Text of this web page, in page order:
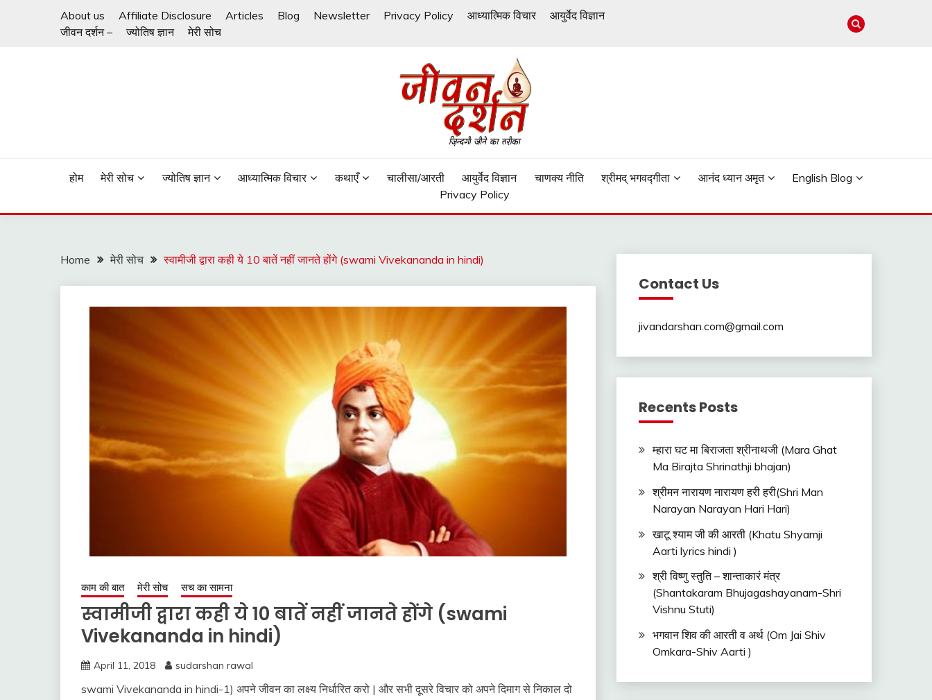
About us Affiliate Disclosure Articles Blog Newsletter Privacy Policy आध्यात्मिक विचार
आयुर्वेद विज्ञान
जीवन दर्शन –
ज्योतिष ज्ञान मेरी सोच
जीवन दर्शन
होम
मेरी सोच ज्योतिष ज्ञान आध्यात्मिक विचार कथाएँ चालीसा/आरती आयुर्वेद विज्ञान चाणक्य नीति श्रीमद् भगवद्गीता आनंद ध्यान अमृत
English Blog
Privacy Policy
Home मेरी सोच स्वामीजी द्वारा कही ये 10 बातें नहीं जानते होंगे (swami Vivekananda in hindi)
काम की बात मेरी सोच सच का सामना
स्वामीजी द्वारा कही ये 10 बातें नहीं जानते होंगे (swami
Vivekananda in hindi)
April 11, 2018 sudarshan rawal
swami Vivekananda in hindi-1) अपने जीवन का लक्ष्य निर्धारित करो | और सभी दूसरे विचार को अपने दिमाग से निकाल दो
Contact Us
jivandarshan.com@gmail.com
Recents Posts
म्हारा घट मा बिराजता श्रीनाथजी (Mara Ghat
Ma Birajta Shrinathji bhajan)
श्रीमन नारायण नारायण हरी हरी(Shri Man
Narayan Narayan Hari Hari)
खाटू श्याम जी की आरती (Khatu Shyamji
Aarti lyrics hindi )
श्री विष्णु स्तुति – शान्ताकारं मंत्र
(Shantakaram Bhujagashayanam-Shri
Vishnu Stuti)
भगवान शिव की आरती व अर्थ (Om Jai Shiv
Omkara-Shiv Aarti )